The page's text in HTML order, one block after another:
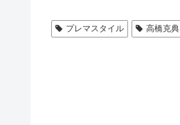
プレマスタイル 高橋克典